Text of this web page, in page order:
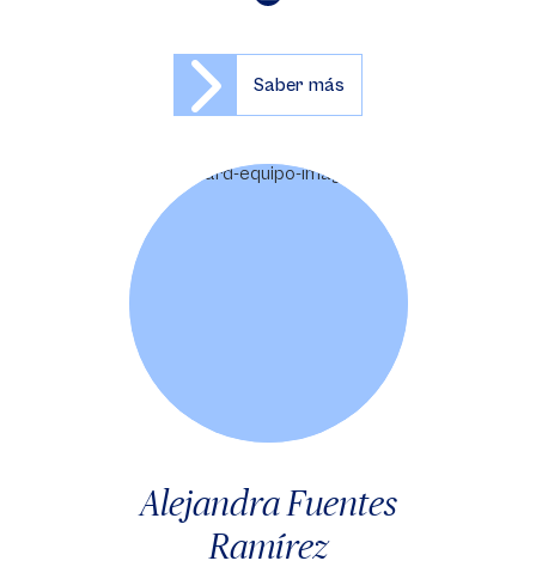
Saber más
Alejandra Fuentes
Ramírez